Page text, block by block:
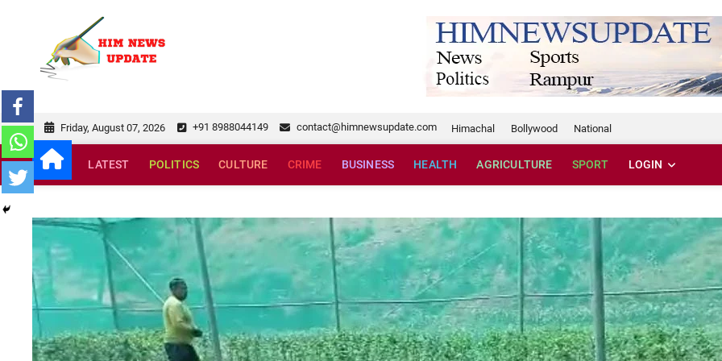
himnewsupdate.com
Friday, August 07, 2026 +91 8988044149 contact@himnewsupdate.com Himachal Bollywood National
LATEST POLITICS CULTURE CRIME BUSINESS HEALTH AGRICULTURE SPORT LOGIN